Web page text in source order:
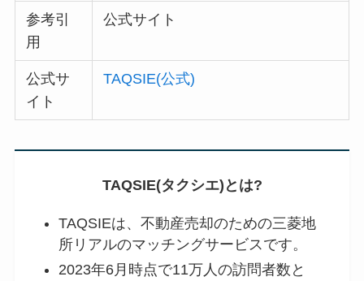
参考引
用
公式サイト
公式サ
イト
TAQSIE(公式)
TAQSIE(タクシエ)とは?
TAQSIEは、不動産売却のための三菱地
所リアルのマッチングサービスです。
2023年6月時点で11万人の訪問者数と